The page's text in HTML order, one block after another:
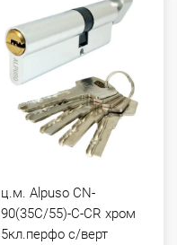
ц.м. Alpuso CN-
90(35C/55)-C-CR хром
5кл.перфо с/верт